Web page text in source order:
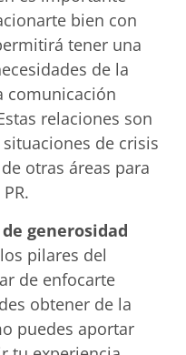
bien con
tener una
de la
comunicación
relaciones son
de crisis
otras áreas para
generosidad
pilares del
de enfocarte
obtener de la
puedes aportar